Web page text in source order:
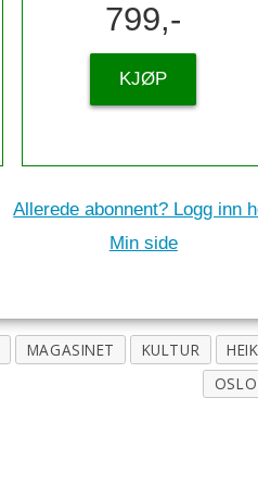
799,-
KJØP
Allerede abonnent? Logg inn
Min side
MAGASINET KULTUR